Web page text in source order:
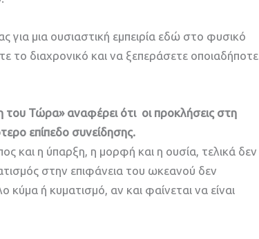
μια ουσιαστική εμπειρία εδώ στο φυσικό
το διαχρονικό και να ξεπεράσετε οποιαδήποτε
Τώρα» αναφέρει ότι οι προκλήσεις στη
επίπεδο συνείδησης.
και η ύπαρξη, η μορφή και η ουσία, τελικά δεν
στην επιφάνεια του ωκεανού δεν
ή κυματισμό, αν και φαίνεται να είναι